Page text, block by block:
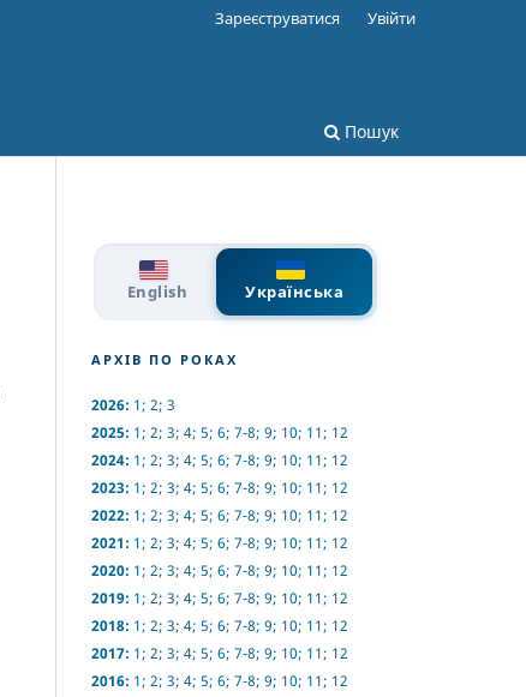
Пошук
Зареєструватися Увійти
English Українська
АРХІВ ПО РОКАХ
2026: 1; 2; 3
2025: 1; 2; 3; 4; 5; 6; 7-8; 9; 10; 11; 12
2024: 1; 2; 3; 4; 5; 6; 7-8; 9; 10; 11; 12
2023: 1; 2; 3; 4; 5; 6; 7-8; 9; 10; 11; 12
2022: 1; 2; 3; 4; 5; 6; 7-8; 9; 10; 11; 12
2021: 1; 2; 3; 4; 5; 6; 7-8; 9; 10; 11; 12
2020: 1; 2; 3; 4; 5; 6; 7-8; 9; 10; 11; 12
2019: 1; 2; 3; 4; 5; 6; 7-8; 9; 10; 11; 12
2018: 1; 2; 3; 4; 5; 6; 7-8; 9; 10; 11; 12
2017: 1; 2; 3; 4; 5; 6; 7-8; 9; 10; 11; 12
2016: 1; 2; 3; 4; 5; 6; 7-8; 9; 10; 11; 12